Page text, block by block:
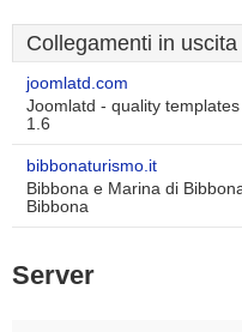
Collegamenti in uscita
joomlatd.com
Joomlatd - quality
1.6
bibbonaturismo.it
Bibbona e Marina di
Bibbona
Server